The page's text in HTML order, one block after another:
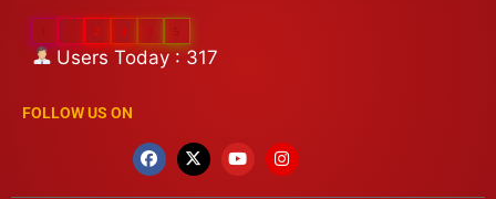
1 2 4
Users Today : 317
FOLLOW US ON